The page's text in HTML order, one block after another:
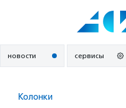
новости сервисы
Колонки